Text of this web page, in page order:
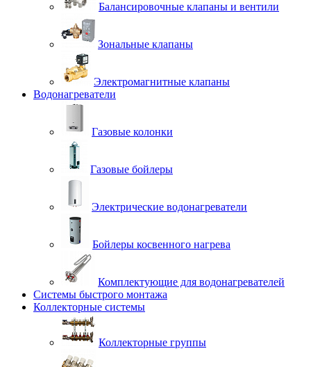
Балансировочные клапаны и вентили
Зональные клапаны
Электромагнитные клапаны
Водонагреватели
Газовые колонки
Газовые бойлеры
Электрические водонагреватели
Бойлеры косвенного нагрева
Комплектующие для водонагревателей
Системы быстрого монтажа
Коллекторные системы
Коллекторные группы